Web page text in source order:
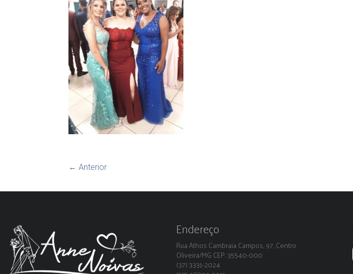
← Anterior
Endereço
Rua Athos Cambraia Campos, 97, Centro
Oliveira/MG CEP: 35540-000
(37) 3331-2024